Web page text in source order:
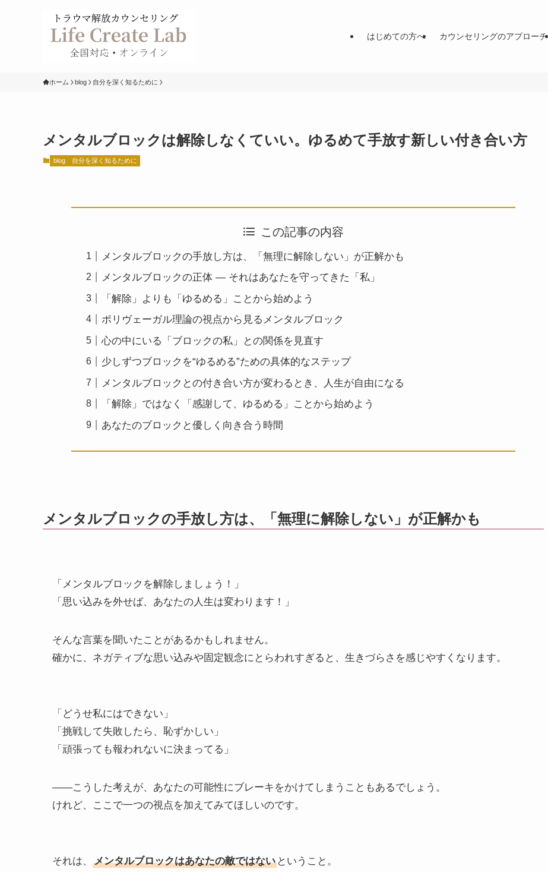
はじめての方へ カウンセリングのアプローチ
ホーム blog 自分を深く知るために
メンタルブロックは解除しなくていい。ゆるめて手放す新しい付き合い方
blog 自分を深く知るために
この記事の内容
メンタルブロックの手放し方は、「無理に解除しない」が正解かも
メンタルブロックの正体 ― それはあなたを守ってきた「私」
「解除」よりも「ゆるめる」ことから始めよう
ポリヴェーガル理論の視点から見るメンタルブロック
心の中にいる「ブロックの私」との関係を見直す
少しずつブロックを“ゆるめる”ための具体的なステップ
メンタルブロックとの付き合い方が変わるとき、人生が自由になる
「解除」ではなく「感謝して、ゆるめる」ことから始めよう
あなたのブロックと優しく向き合う時間
メンタルブロックの手放し方は、「無理に解除しない」が正解かも
「メンタルブロックを解除しましょう！」
「思い込みを外せば、あなたの人生は変わります！」
そんな言葉を聞いたことがあるかもしれません。
確かに、ネガティブな思い込みや固定観念にとらわれすぎると、生きづらさを感じやすくなります。
「どうせ私にはできない」
「挑戦して失敗したら、恥ずかしい」
「頑張っても報われないに決まってる」
――こうした考えが、あなたの可能性にブレーキをかけてしまうこともあるでしょう。
けれど、ここで一つの視点を加えてみてほしいのです。
それは、 メンタルブロックはあなたの敵ではない ということ。